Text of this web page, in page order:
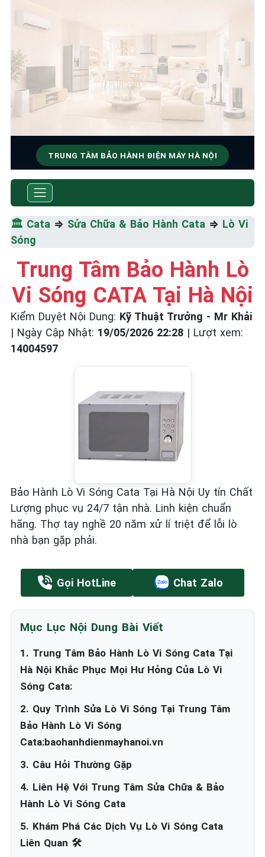
TRUNG TÂM BẢO HÀNH ĐIỆN MÁY HÀ NỘI
SỬA CHỮA & BẢO HÀNH CATA
Tốc Độ Tối Đa • Chất Lượng Tối Ưu • Chi Phí Tối
Thiểu
🏛️ Cata ⇒ Sửa Chữa & Bảo Hành Cata ⇒ Lò Vi
Sóng
Trung Tâm Bảo Hành Lò
Vi Sóng CATA Tại Hà Nội
Kiểm Duyệt Nội Dung: Kỹ Thuật Trưởng - Mr Khải
| Ngày Cập Nhật: 19/05/2026 22:28 | Lượt xem:
14004597
Bảo Hành Lò Vi Sóng Cata Tại Hà Nội Uy tín Chất
Lượng phục vụ 24/7 tận nhà. Linh kiện chuẩn
hãng. Thợ tay nghề 20 năm xử lí triệt để lỗi lò
nhà bạn gặp phải.
Gọi HotLine Chat Zalo
Mục Lục Nội Dung Bài Viết
1. Trung Tâm Bảo Hành Lò Vi Sóng Cata Tại
Hà Nội Khắc Phục Mọi Hư Hỏng Của Lò Vi
Sóng Cata:
2. Quy Trình Sửa Lò Vi Sóng Tại Trung Tâm
Bảo Hành Lò Vi Sóng
Cata:baohanhdienmayhanoi.vn
3. Câu Hỏi Thường Gặp
4. Liên Hệ Với Trung Tâm Sửa Chữa & Bảo
Hành Lò Vi Sóng Cata
5. Khám Phá Các Dịch Vụ Lò Vi Sóng Cata
Liên Quan 🛠️